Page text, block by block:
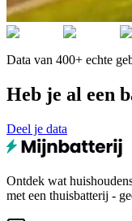
Data van 400+ echte
Heb je al een
Deel je data
Ontdek wat
met een thuisbatterij -